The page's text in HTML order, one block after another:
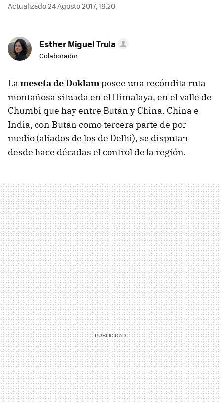
Actualizado 24 Agosto 2017, 19:20
Esther Miguel Trula
Colaborador
La meseta de Doklamposee una recóndita ruta
montañosa situada en el Himalaya, en el valle de
Chumbi que hay entre Bután y China. China e
India, con Bután como tercera parte de por
medio (aliados de los de Delhi), se disputan
desde hace décadas el control de la región.